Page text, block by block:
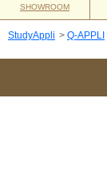
SHOWROOM
StudyAppli > Q-APPLI